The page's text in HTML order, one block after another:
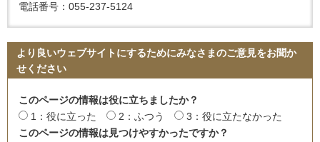
電話番号：055-237-5124
より良いウェブサイトにするためにみなさまのご意見をお聞か
せください
このページの情報は役に立ちましたか？
1：役に立った
2：ふつう
3：役に立たなかった
このページの情報は見つけやすかったですか？